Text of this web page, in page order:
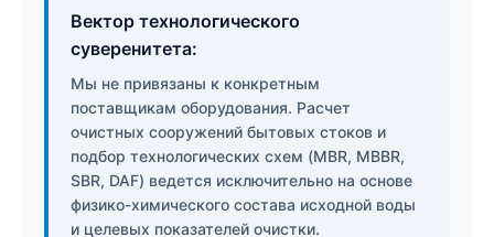
Вектор технологического
суверенитета:
Мы не привязаны к конкретным
поставщикам оборудования. Расчет
очистных сооружений бытовых стоков и
подбор технологических схем (MBR, MBBR,
SBR, DAF) ведется исключительно на основе
физико-химического состава исходной воды
и целевых показателей очистки.